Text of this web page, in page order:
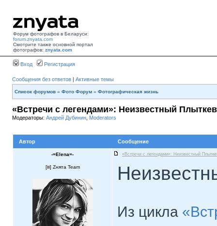
Форум фотографов в Беларуси:
forum.znyata.com
Смотрите также основной портал
фотографов: znyata.com
Вход Регистрация
Сообщения без ответов | Активные темы
Список форумов » Фото Форум » Фотографическая жизнь
«Встречи с легендами»: Неизвестный
Модераторы: Андрей Дубинин Moderators
Автор Сообщение
-=Elena=- «Встречи с легендами»: Неизвестный
[ ] Zнята Team
Из цикла